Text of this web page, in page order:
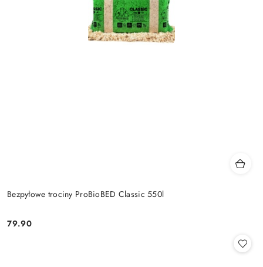
Bezpyłowe trociny ProBioBED Classic 550l
Cena:
79.90